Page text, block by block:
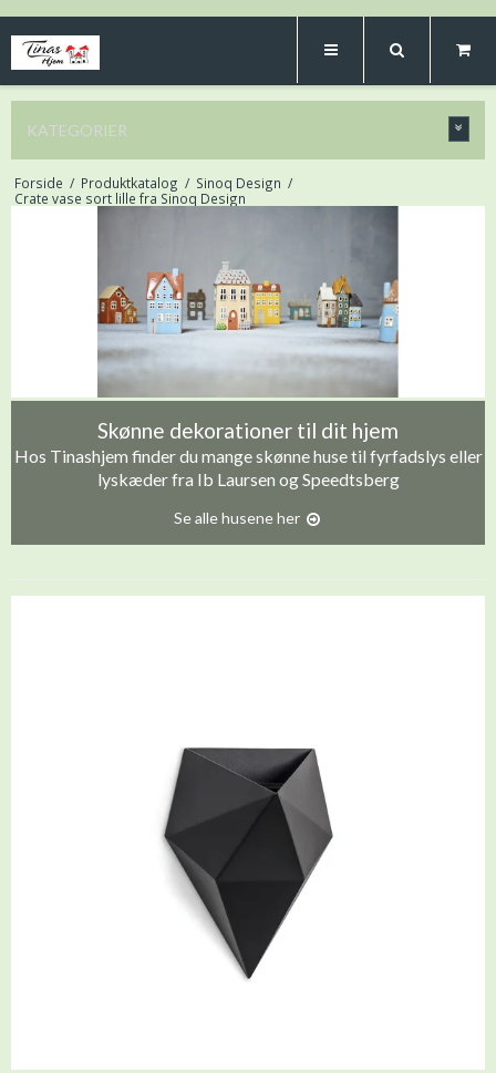
KATEGORIER
Forside / Produktkatalog / Sinoq Design /
Crate vase sort lille fra Sinoq Design
Skønne dekorationer til dit hjem
Hos Tinashjem finder du mange skønne huse til fyrfadslys eller
lyskæder fra Ib Laursen og Speedtsberg
Se alle husene her